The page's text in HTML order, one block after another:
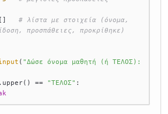
= [] # λίστα με στοιχεία (όνομα,
προσπάθειες, προκρίθηκε)
( "Δώσε όνομα μαθητή (ή ΤΕΛΟΣ):
== "ΤΕΛΟΣ" :